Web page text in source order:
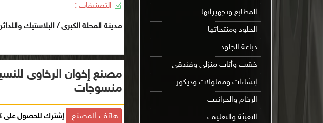
المطابع وتجهيزاتها
الجلود ومنتجاتها
دباغة الجلود
خشب وأثاث منزلي وفندقي
إنشاءات ومقاولات وديكور
الرخام والجرانيت
التعبئة والتغليف
التصنيفات :
مدينة المحلة الكبرى / البلاستيك
مصنع إخوان الرخاوى
منسوجات
هاتف المصنع: إشترك للحصول على